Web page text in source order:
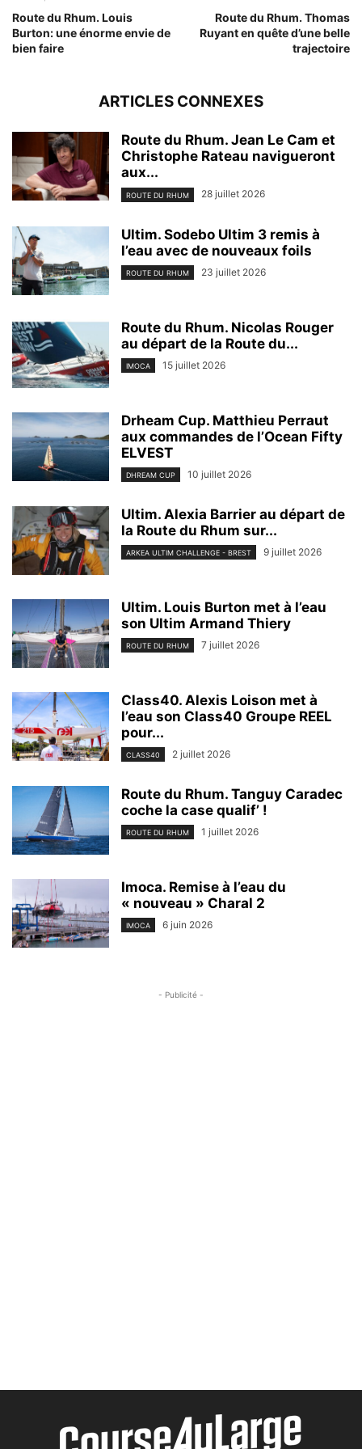
Route du Rhum. Louis
Burton: une énorme envie de
bien faire
Route du Rhum. Thomas
Ruyant en quête d’une belle
trajectoire
ARTICLES CONNEXES
Route du Rhum. Jean Le Cam et
Christophe Rateau navigueront
aux...
ROUTE DU RHUM 28 juillet 2026
Ultim. Sodebo Ultim 3 remis à
l’eau avec de nouveaux foils
ROUTE DU RHUM 23 juillet 2026
Route du Rhum. Nicolas Rouger
au départ de la Route du...
IMOCA 15 juillet 2026
Drheam Cup. Matthieu Perraut
aux commandes de l’Ocean Fifty
ELVEST
DHREAM CUP 10 juillet 2026
Ultim. Alexia Barrier au départ de
la Route du Rhum sur...
ARKEA ULTIM CHALLENGE - BREST 9 juillet 2026
Ultim. Louis Burton met à l’eau
son Ultim Armand Thiery
ROUTE DU RHUM 7 juillet 2026
Class40. Alexis Loison met à
l’eau son Class40 Groupe REEL
pour...
CLASS40 2 juillet 2026
Route du Rhum. Tanguy Caradec
coche la case qualif’ !
ROUTE DU RHUM 1 juillet 2026
Imoca. Remise à l’eau du
« nouveau » Charal 2
IMOCA 6 juin 2026
- Publicité -